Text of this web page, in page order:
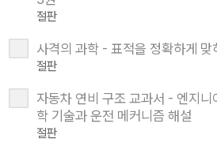
절판
사격의 과학 - 표적을 정확하게
절판
자동차 연비 구조 교과서 - 엔지
학 기술과 운전 메커니즘 해설
절판